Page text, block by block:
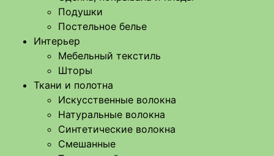
Подушки
Постельное белье
Интерьер
Мебельный текстиль
Шторы
Ткани и полотна
Искусственные волокна
Натуральные волокна
Синтетические волокна
Смешанные